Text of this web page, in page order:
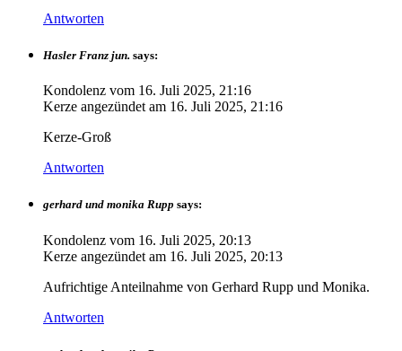
Antworten
Hasler Franz jun. says:
Kondolenz vom 16. Juli 2025, 21:16
Kerze angezündet am 16. Juli 2025, 21:16
Kerze-Groß
Antworten
gerhard und monika Rupp says:
Kondolenz vom 16. Juli 2025, 20:13
Kerze angezündet am 16. Juli 2025, 20:13
Aufrichtige Anteilnahme von Gerhard Rupp und Monika.
Antworten